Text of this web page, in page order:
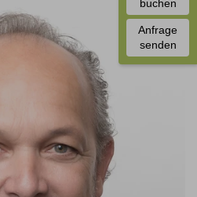
buchen
Anfrage
senden